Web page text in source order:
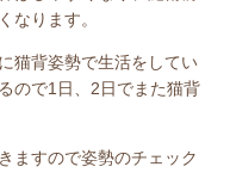
なります。
猫背姿勢で生活をしてい
ので1日、2日でまた猫背
ますので姿勢のチェック